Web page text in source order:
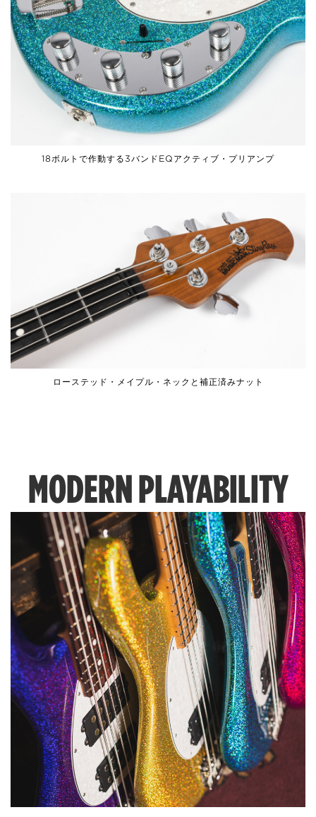
18ボルトで作動する3バンドEQアクティブ・プリアンプ
ローステッド・メイプル・ネックと補正済みナット
MODERN PLAYABILITY